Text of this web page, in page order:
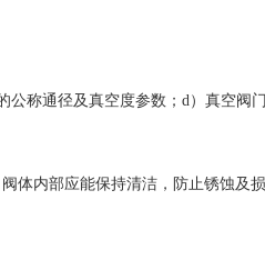
称通径及真空度参数；d）真空阀
内部应能保持清洁，防止锈蚀及损